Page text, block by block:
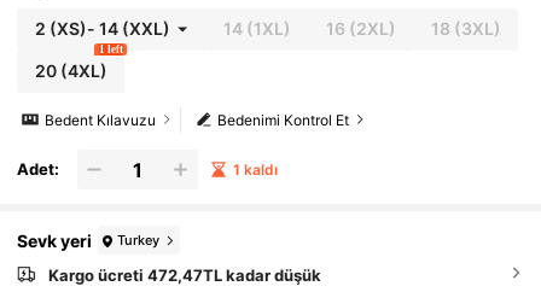
2 (XS)- 14 (XXL) 14 (1XL) 16 (2XL) 18 (3XL)
20(4XL)
1 left
Bedenimi Kontrol Et
Bedent Kılavuzu
Adet: 1 kaldı
Sevk yeri Turkey
Kargo ücreti 472,47TL kadar düşük